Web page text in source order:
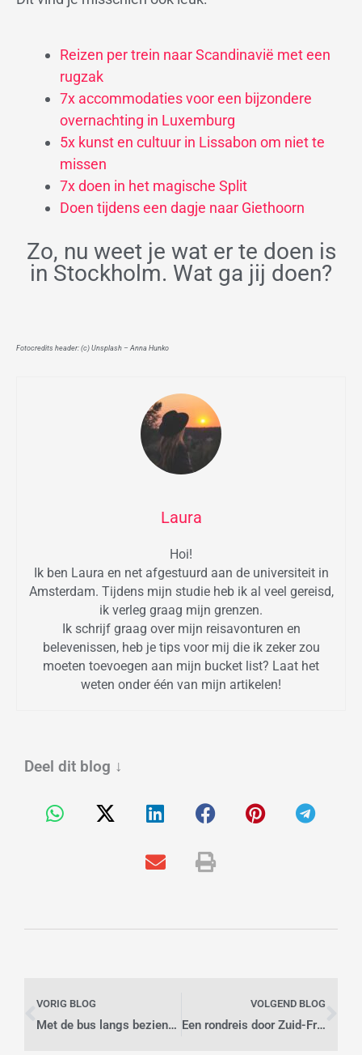
Reizen per trein naar Scandinavië met een
rugzak
7x accommodaties voor een bijzondere
overnachting in Luxemburg
5x kunst en cultuur in Lissabon om niet te
missen
7x doen in het magische Split
Doen tijdens een dagje naar Giethoorn
Zo, nu weet je wat er te doen is
in Stockholm. Wat ga jij doen?
Fotocredits header: (c) Unsplash – Anna Hunko
Laura
Hoi!
Ik ben Laura en net afgestuurd aan de universiteit in
Amsterdam. Tijdens mijn studie heb ik al veel gereisd,
ik verleg graag mijn grenzen.
Ik schrijf graag over mijn reisavonturen en
belevenissen, heb je tips voor mij die ik zeker zou
moeten toevoegen aan mijn bucket list? Laat het
weten onder één van mijn artikelen!
Deel dit blog ↓
VORIG BLOG
Met de bus langs bezienswaardigheden in Rajasthan
VOLGEND BLOG
Een rondreis door Zuid-Frankrijk